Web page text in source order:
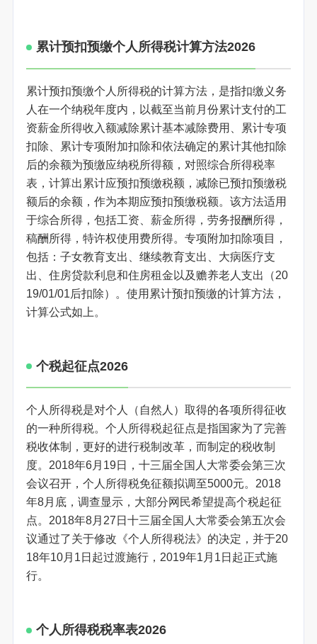
累计预扣预缴个人所得税计算方法2026
累计预扣预缴个人所得税的计算方法，是指扣缴义务
人在一个纳税年度内，以截至当前月份累计支付的工
资薪金所得收入额减除累计基本减除费用、累计专项
扣除、累计专项附加扣除和依法确定的累计其他扣除
后的余额为预缴应纳税所得额，对照综合所得税率
表，计算出累计应预扣预缴税额，减除已预扣预缴税
额后的余额，作为本期应预扣预缴税额。该方法适用
于综合所得，包括工资、薪金所得，劳务报酬所得，
稿酬所得，特许权使用费所得。专项附加扣除项目，
包括：子女教育支出、继续教育支出、大病医疗支
出、住房贷款利息和住房租金以及赡养老人支出（20
19/01/01后扣除）。使用累计预扣预缴的计算方法，
计算公式如上。
个税起征点2026
个人所得税是对个人（自然人）取得的各项所得征收
的一种所得税。个人所得税起征点是指国家为了完善
税收体制，更好的进行税制改革，而制定的税收制
度。2018年6月19日，十三届全国人大常委会第三次
会议召开，个人所得税免征额拟调至5000元。2018
年8月底，调查显示，大部分网民希望提高个税起征
点。2018年8月27日十三届全国人大常委会第五次会
议通过了关于修改《个人所得税法》的决定，并于20
18年10月1日起过渡施行，2019年1月1日起正式施
行。
个人所得税税率表2026